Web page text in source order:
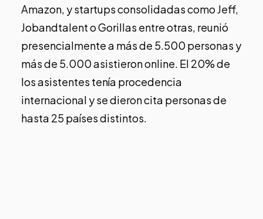
Amazon, y startups consolidadas como Jeff,
Jobandtalent o Gorillas entre otras, reunió
presencialmente a más de 5.500 personas y
más de 5.000 asistieron online. El 20% de
los asistentes tenía procedencia
internacional y se dieron cita personas de
hasta 25 países distintos.